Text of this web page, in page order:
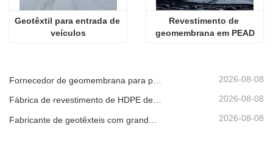
Geotêxtil para entrada de
veículos
Revestimento de
geomembrana em PEAD
2026-08-08
Fábrica de revestimento de HDPE de produção rápida 2026-08-08
2026-08-08